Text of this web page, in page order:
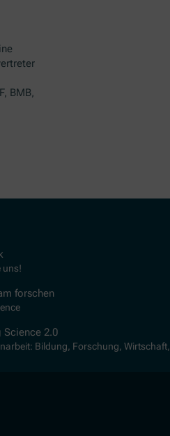
BMB,
uns!
forschen(Öffnet in neuem Fenster)
Science 2.0(Öffnet in neuem Fenster)
Bildung, Forschung, Wirtschaft,